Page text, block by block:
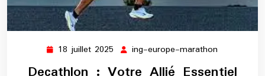
18 juillet 2025 18
juillet
ing-europe-marathon
europe-